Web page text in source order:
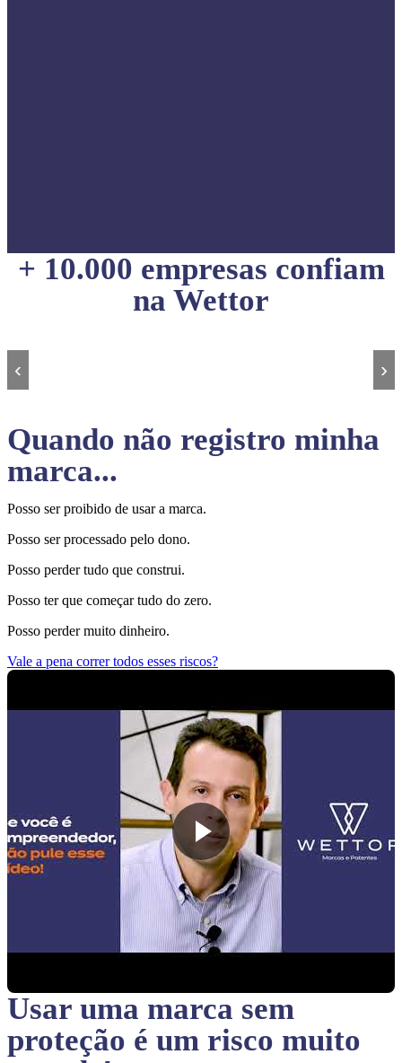
+ 10.000 empresas confiam
na Wettor
‹ ›
Quando não registro minha
marca...
Posso ser proibido de usar a marca.
Posso ser processado pelo dono.
Posso perder tudo que construi.
Posso ter que começar tudo do zero.
Posso perder muito dinheiro.
Vale a pena correr todos esses riscos?
Usar uma marca sem
proteção é um risco muito